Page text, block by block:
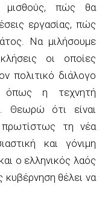
πώς θα
εργασίας, πώς
Να μιλήσουμε
οι οποίες
πολιτικό διάλογο
όπως η τεχνητή
Θεωρώ ότι είναι
τη νέα
και γόνιμη
ο ελληνικός λαός
κυβέρνηση θέλει να